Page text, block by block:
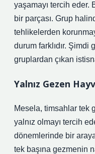
yaşamayı tercih eder.
bir parçası. Grup
tehlikelerden
durum farklıdır.
gruplardan çıkan
Yalnız Gezen
Mesela, timsahlar tek
yalnız olmayı tercih
dönemlerinde bir
tek başına gezmenin